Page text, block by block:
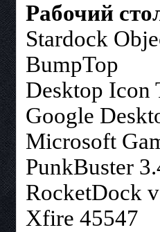
Рабочий
Stardock
BumpTop
Desktop Icon
Google
Microsoft
PunkBuster
RocketDock
Xfire 45547